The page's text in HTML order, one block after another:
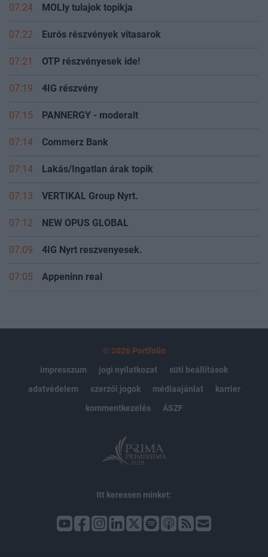
07:24 MOLly tulajok topikja
07:22 Eurós részvények vitasarok
07:21 OTP részvényesek ide!
07:19 4IG részvény
07:15 PANNERGY - moderalt
07:14 Commerz Bank
07:14 Lakás/Ingatlan árak topik
07:13 VERTIKAL Group Nyrt.
07:12 NEW OPUS GLOBAL
07:09 4IG Nyrt reszvenyesek.
07:05 Appeninn real
© 2026 Portfolio
impresszum
jogi nyilatkozat
süti beállítások
adatvédelem
szerzői jogok médiaajánlat
karrier
kommentkezelés
ÁSZF
Itt keressen minket: